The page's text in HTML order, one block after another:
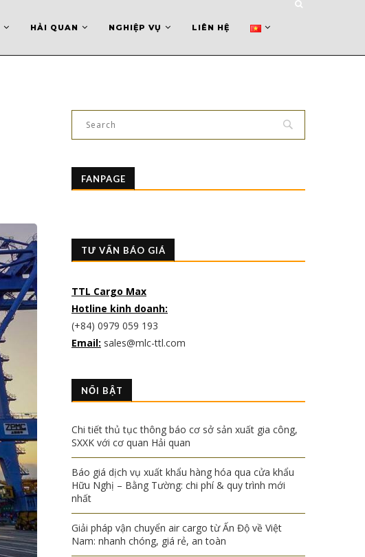
HẢI QUAN NGHIỆP VỤ LIÊN HỆ
FANPAGE
TƯ VẤN BÁO GIÁ
TTL Cargo Max
Hotline kinh doanh:
(+84) 0979 059 193
Email: sales@mlc-ttl.com
NỔI BẬT
Chi tiết thủ tục thông báo cơ sở sản xuất gia công,
SXXK với cơ quan Hải quan
Báo giá dịch vụ xuất khẩu hàng hóa qua cửa khẩu
Hữu Nghị – Bằng Tường: chi phí & quy trình mới
nhất
Giải pháp vận chuyển air cargo từ Ấn Độ về Việt
Nam: nhanh chóng, giá rẻ, an toàn